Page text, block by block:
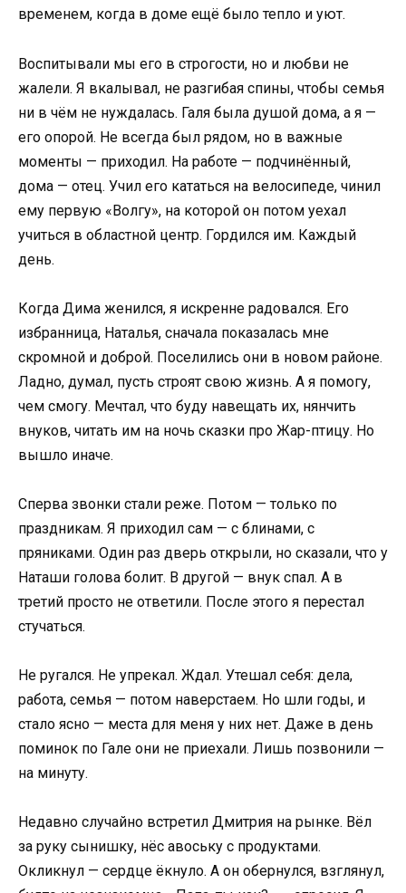
временем, когда в доме ещё было тепло и уют.
Воспитывали мы его в строгости, но и любви не
жалели. Я вкалывал, не разгибая спины, чтобы семья
ни в чём не нуждалась. Галя была душой дома, а я —
его опорой. Не всегда был рядом, но в важные
моменты — приходил. На работе — подчинённый,
дома — отец. Учил его кататься на велосипеде, чинил
ему первую «Волгу», на которой он потом уехал
учиться в областной центр. Гордился им. Каждый
день.
Когда Дима женился, я искренне радовался. Его
избранница, Наталья, сначала показалась мне
скромной и доброй. Поселились они в новом районе.
Ладно, думал, пусть строят свою жизнь. А я помогу,
чем смогу. Мечтал, что буду навещать их, нянчить
внуков, читать им на ночь сказки про Жар-птицу. Но
вышло иначе.
Сперва звонки стали реже. Потом — только по
праздникам. Я приходил сам — с блинами, с
пряниками. Один раз дверь открыли, но сказали, что у
Наташи голова болит. В другой — внук спал. А в
третий просто не ответили. После этого я перестал
стучаться.
Не ругался. Не упрекал. Ждал. Утешал себя: дела,
работа, семья — потом наверстаем. Но шли годы, и
стало ясно — места для меня у них нет. Даже в день
поминок по Гале они не приехали. Лишь позвонили —
на минуту.
Недавно случайно встретил Дмитрия на рынке. Вёл
за руку сынишку, нёс авоську с продуктами.
Окликнул — сердце ёкнуло. А он обернулся, взглянул,